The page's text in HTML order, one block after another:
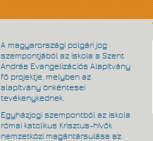
A magyarországi polgári jog
szempontjából az iskola a Szent
András Evangelizációs Alapítvány
fő projektje, melyben az
alapítvány önkéntesei
tevékenykednek.
Egyházjogi szempontból az iskola
római katolikus Krisztus-hívők
nemzetközi magántársulása az